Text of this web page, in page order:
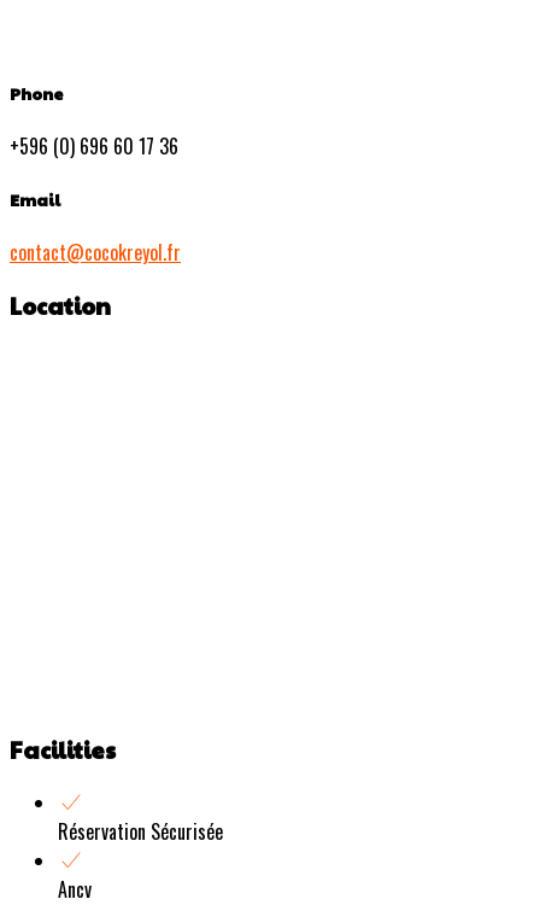
Phone
+596 (0) 696 60 17 36
Email
contact@cocokreyol.fr
Location
Facilities
Réservation Sécurisée
Ancv